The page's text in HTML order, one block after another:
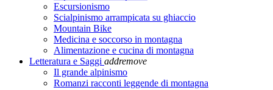
Escursionismo
Scialpinismo arrampicata su ghiaccio
Mountain Bike
Medicina e soccorso in montagna
Alimentazione e cucina di montagna
Letteratura e Saggi addremove
Il grande alpinismo
Romanzi racconti leggende di montagna